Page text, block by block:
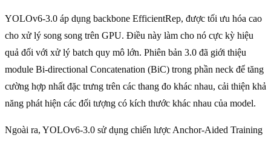
YOLOv6-3.0 áp dụng backbone EfficientRep, được tối ưu hóa cao
cho xử lý song song trên GPU. Điều này làm cho nó cực kỳ hiệu
quả đối với xử lý batch quy mô lớn. Phiên bản 3.0 đã giới thiệu
module Bi-directional Concatenation (BiC) trong phần neck để tăng
cường hợp nhất đặc trưng trên các thang đo khác nhau, cải thiện khả
năng phát hiện các đối tượng có kích thước khác nhau của model.
Ngoài ra, YOLOv6-3.0 sử dụng chiến lược Anchor-Aided Training